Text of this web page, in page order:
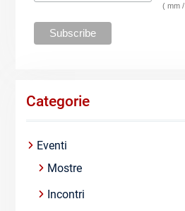
( mm
Categorie
Eventi
Mostre
Incontri